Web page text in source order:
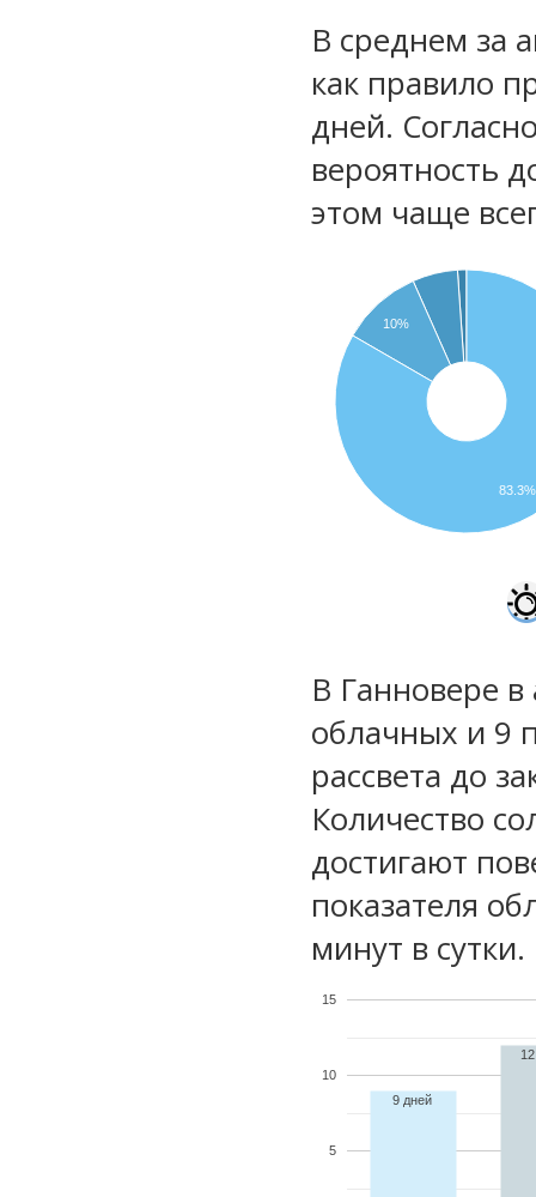
В среднем за
как правило
дней.
вероятность
этом чаще
10%
83.3%
В Ганновере
облачных и 9
рассвета до
Количество
достигают
показателя
минут в сутки.
5
10
15
9 дней